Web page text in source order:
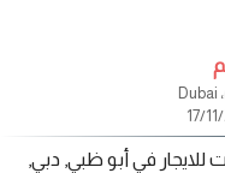
، Dubai
للايجار في أبو ظبي, دبي,